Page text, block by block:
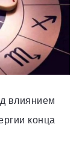
влиянием
конца